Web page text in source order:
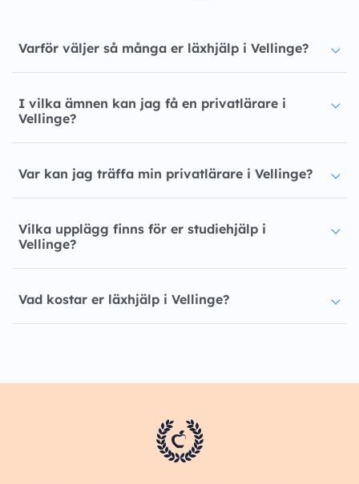
Varför väljer så många er läxhjälp i Vellinge?
I vilka ämnen kan jag få en privatlärare i
Vellinge?
Var kan jag träffa min privatlärare i Vellinge?
Vilka upplägg finns för er studiehjälp i
Vellinge?
Vad kostar er läxhjälp i Vellinge?